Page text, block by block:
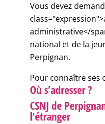
Vous devez
administrative</
national et de la
Perpignan.
Pour connaître ses
Où s’adresser ?
CSNJ de
l'étranger